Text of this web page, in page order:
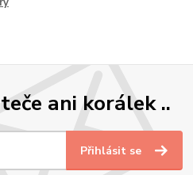
ani korálek ..
Přihlásit se